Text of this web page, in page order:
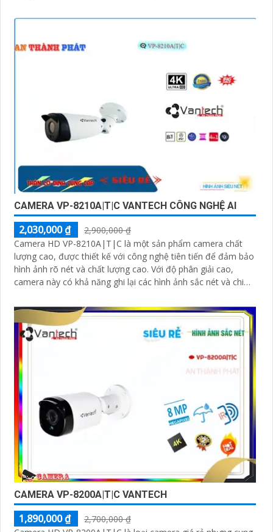
CAMERA VP-8210A|T|C VANTECH CÔNG NGHỆ AI
2,030,000 ₫
2,900,000 ₫
Camera HD VP-8210A|T|C là một sản phẩm camera chất
lượng cao, được thiết kế với công nghệ tiên tiến để đảm bảo
hình ảnh rõ nét và chất lượng cao. Với độ phân giải cao,
camera này có khả năng ghi lại các hình ảnh sắc nét và chi
CAMERA VP-8200A|T|C VANTECH
1,890,000 ₫
2,700,000 ₫